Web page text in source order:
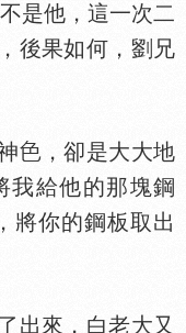
是他，這一次二
後果如何，劉兄
，卻是大大地
我給他的那塊鋼
將你的鋼板取出
來，白老大又